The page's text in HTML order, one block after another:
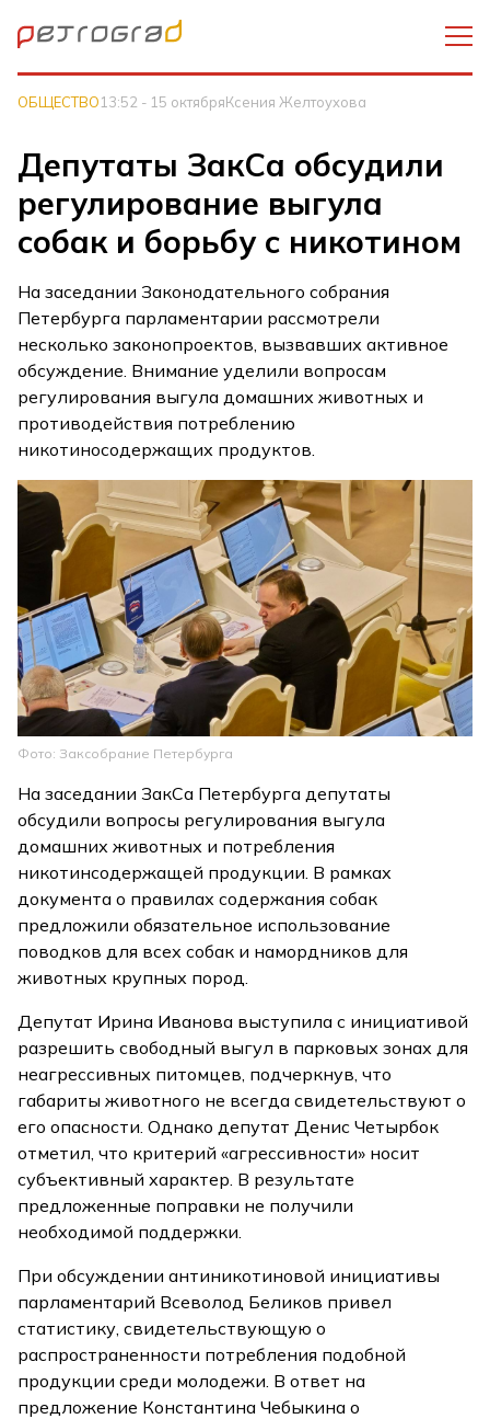
ОБЩЕСТВО13:52 - 15 октябряКсения Желтоухова
Депутаты ЗакСа обсудили
регулирование выгула
собак и борьбу с никотином
На заседании Законодательного собрания
Петербурга парламентарии рассмотрели
несколько законопроектов, вызвавших активное
обсуждение. Внимание уделили вопросам
регулирования выгула домашних животных и
противодействия потреблению
никотиносодержащих продуктов.
Фото: Заксобрание Петербурга
На заседании ЗакСа Петербурга депутаты
обсудили вопросы регулирования выгула
домашних животных и потребления
никотинсодержащей продукции. В рамках
документа о правилах содержания собак
предложили обязательное использование
поводков для всех собак и намордников для
животных крупных пород.
Депутат Ирина Иванова выступила с инициативой
разрешить свободный выгул в парковых зонах для
неагрессивных питомцев, подчеркнув, что
габариты животного не всегда свидетельствуют о
его опасности. Однако депутат Денис Четырбок
отметил, что критерий «агрессивности» носит
субъективный характер. В результате
предложенные поправки не получили
необходимой поддержки.
При обсуждении антиникотиновой инициативы
парламентарий Всеволод Беликов привел
статистику, свидетельствующую о
распространенности потребления подобной
продукции среди молодежи. В ответ на
предложение Константина Чебыкина о